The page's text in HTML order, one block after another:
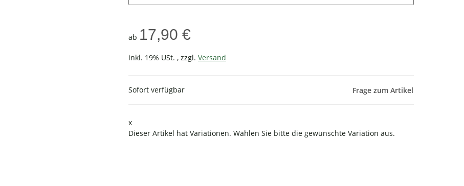
ab 17,90 €
inkl. 19% USt. , zzgl. Versand
Sofort verfügbar Frage zum Artikel
x
Dieser Artikel hat Variationen. Wählen Sie bitte die gewünschte Variation aus.